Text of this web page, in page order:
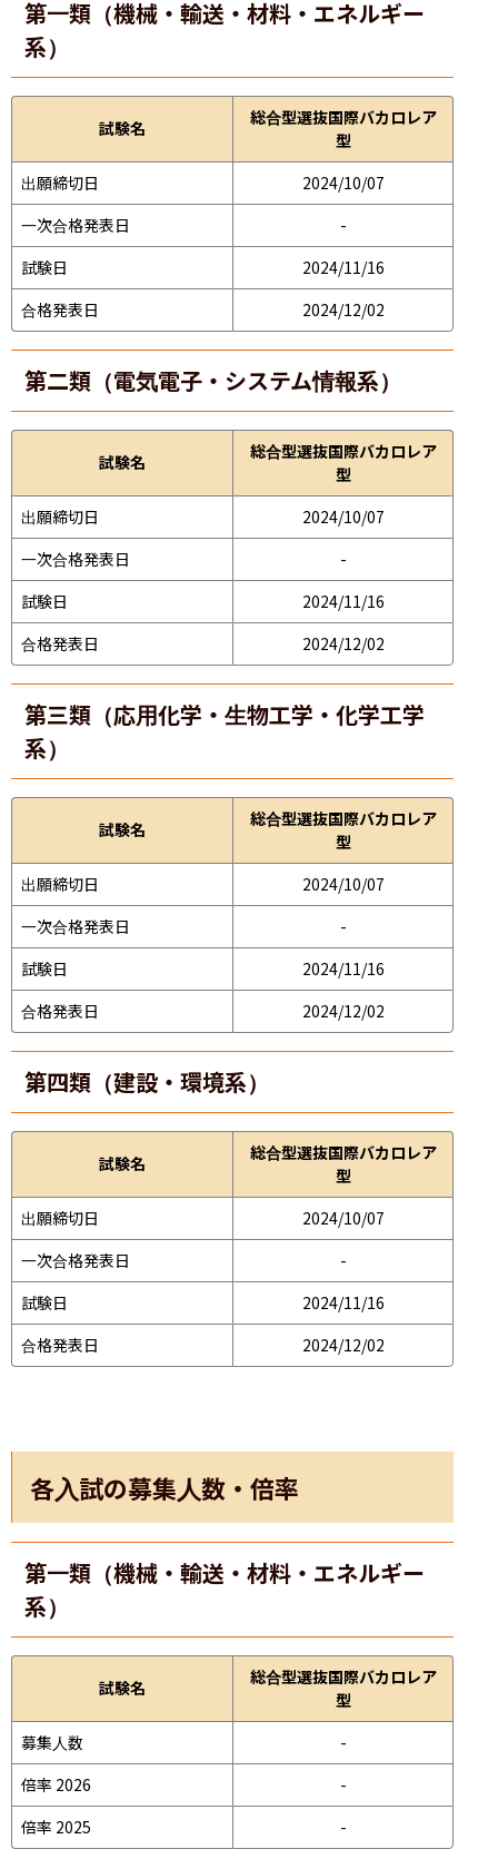
第一類（機械・輸送・材料・エネルギー
系）
試験名
総合型選抜国際バカロレア
型
出願締切日
2024/10/07
一次合格発表日
-
試験日
2024/11/16
合格発表日
2024/12/02
第二類（電気電子・システム情報系）
試験名
総合型選抜国際バカロレア
型
出願締切日
2024/10/07
一次合格発表日
-
試験日
2024/11/16
合格発表日
2024/12/02
第三類（応用化学・生物工学・化学工学
系）
試験名
総合型選抜国際バカロレア
型
出願締切日
2024/10/07
一次合格発表日
-
試験日
2024/11/16
合格発表日
2024/12/02
第四類（建設・環境系）
試験名
総合型選抜国際バカロレア
型
出願締切日
2024/10/07
一次合格発表日
-
試験日
2024/11/16
合格発表日
2024/12/02
各入試の募集人数・倍率
第一類（機械・輸送・材料・エネルギー
系）
試験名
総合型選抜国際バカロレア
型
募集人数
-
倍率 2026
-
倍率 2025
-